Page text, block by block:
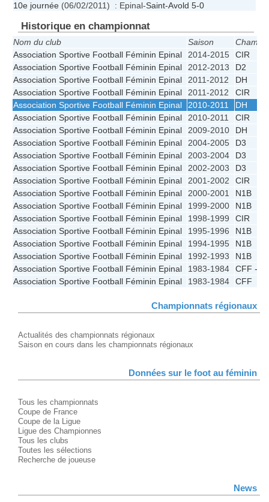
10e journée (06/02/2011) : Epinal-Saint-Avold 5-0
Historique en championnat
Nom du club Saison
Association Sportive Football Féminin Epinal
2014-2015
CIR
Association Sportive Football Féminin Epinal
2012-2013
D2
Association Sportive Football Féminin Epinal
2011-2012
DH
Association Sportive Football Féminin Epinal
2011-2012
CIR
Association Sportive Football Féminin Epinal
2010-2011
DH
Association Sportive Football Féminin Epinal
2010-2011
CIR
Association Sportive Football Féminin Epinal
2009-2010
DH
Association Sportive Football Féminin Epinal
2004-2005
D3
Association Sportive Football Féminin Epinal
2003-2004
D3
Association Sportive Football Féminin Epinal
2002-2003
D3
Association Sportive Football Féminin Epinal
2001-2002
CIR
Association Sportive Football Féminin Epinal
2000-2001
N1B
Association Sportive Football Féminin Epinal
1999-2000
N1B
Association Sportive Football Féminin Epinal
1998-1999
CIR
Association Sportive Football Féminin Epinal
1995-1996
N1B
Association Sportive Football Féminin Epinal
1994-1995
N1B
Association Sportive Football Féminin Epinal
1992-1993
N1B
Association Sportive Football Féminin Epinal
1983-1984
CFF -
Association Sportive Football Féminin Epinal
1983-1984 CFF
Championnats régionaux
Actualités des championnats régionaux
Saison en cours dans les championnats régionaux
Données sur le foot au féminin
Tous les championnats
Coupe de France
Coupe de la Ligue
Ligue des Championnes
Tous les clubs
Toutes les sélections
Recherche de joueuse
News